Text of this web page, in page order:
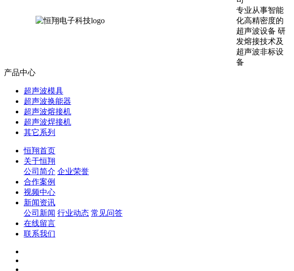
专业从事智能
化高精密度的
超声波设备 研
发熔接技术及
超声波非标设
备
产品中心
超声波模具
超声波换能器
超声波熔接机
超声波焊接机
其它系列
恒翔首页
关于恒翔
公司简介 企业荣誉
合作案例
视频中心
新闻资讯
公司新闻 行业动态 常见问答
在线留言
联系我们